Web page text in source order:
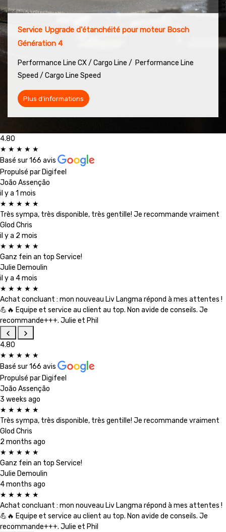
Service Upgrade d'étanchéité pour moteur Bosch
Génération 4
Performance Line CX / Cargo Line / Performance Line
Speed / Cargo Line Speed
Plus d'informations
4.80
★ ★ ★ ★ ★
Basé sur166 avis
Propulsé par Digifeel
João Assenção
il y a 1 mois
★ ★ ★ ★ ★
Très sympa, très disponible, très gentille! Je recommande vraiment
Glod Chris
il y a 2 mois
★ ★ ★ ★ ★
Ganz fein an top Service!
Julie Demoulin
il y a 4 mois
★ ★ ★ ★ ★
Achat concluant : mon nouveau Liv Langma répond à mes attentes !
💪🔥 Equipe et service au client au top. Non avide de conseils. Je
recommande+++. Julie et Phil
4.80
★ ★ ★ ★ ★
Basé sur166 avis
Propulsé par Digifeel
João Assenção
3 weeks ago
★ ★ ★ ★ ★
Très sympa, très disponible, très gentille! Je recommande vraiment
Glod Chris
2 months ago
★ ★ ★ ★ ★
Ganz fein an top Service!
Julie Demoulin
4 months ago
★ ★ ★ ★ ★
Achat concluant : mon nouveau Liv Langma répond à mes attentes !
💪🔥 Equipe et service au client au top. Non avide de conseils. Je
recommande+++. Julie et Phil